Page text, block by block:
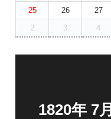
25
26 27
2
3 4
1820年 7月